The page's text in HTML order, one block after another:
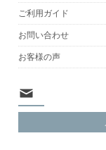
ご利用ガイド
お問い合わせ
お客様の声